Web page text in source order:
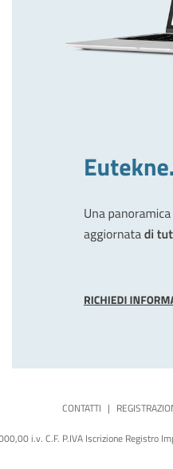
CONTATTI |
i.v. C.F. P.IVA Iscrizione Registro